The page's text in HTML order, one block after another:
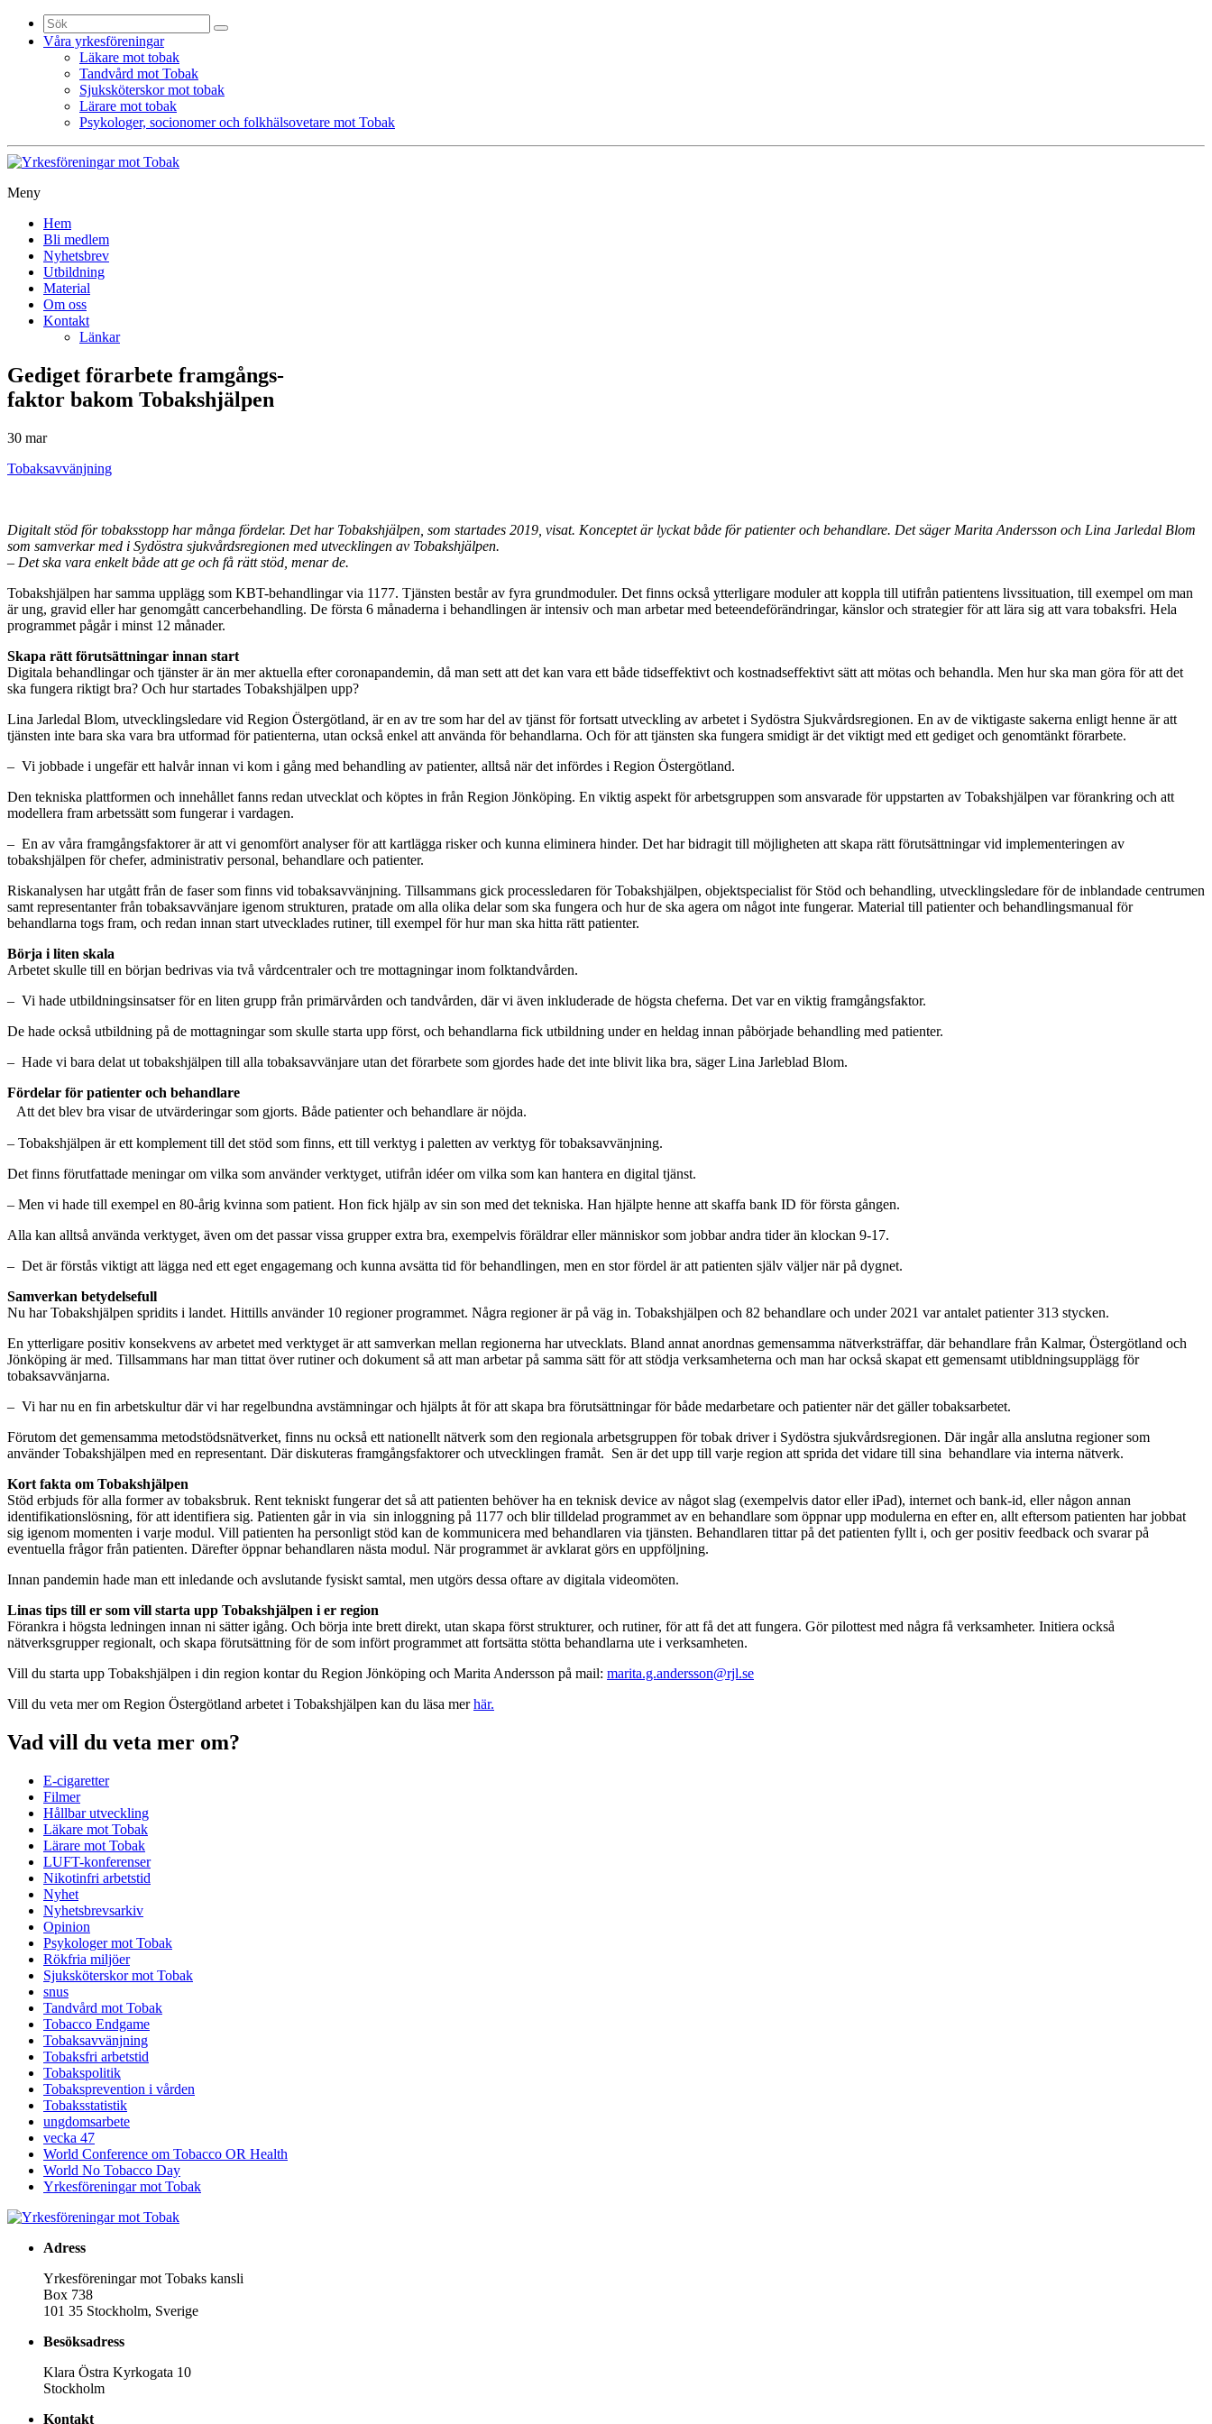
Sök
efter:
Våra yrkesföreningar
Läkare mot tobak
Tandvård mot Tobak
Sjuksköterskor mot tobak
Lärare mot tobak
Psykologer, socionomer och folkhälsovetare mot Tobak
Meny
vidare
innehåll
Hem
Bli medlem
Nyhetsbrev
Utbildning
Material
Om oss
Kontakt
Länkar
Gediget förarbete framgångs-
faktor bakom Tobakshjälpen
30 mar
Tobaksavvänjning
Digitalt stöd för tobaksstopp har många fördelar. Det har Tobakshjälpen, som startades 2019, visat. Konceptet är lyckat både för patienter och behandlare. Det säger Marita Andersson och Lina Jarledal Blom
som samverkar med i Sydöstra sjukvårdsregionen med utvecklingen av Tobakshjälpen.
– Det ska vara enkelt både att ge och få rätt stöd, menar de.
Tobakshjälpen har samma upplägg som KBT-behandlingar via 1177. Tjänsten består av fyra grundmoduler. Det finns också ytterligare moduler att koppla till utifrån patientens livssituation, till exempel om man
är ung, gravid eller har genomgått cancerbehandling. De första 6 månaderna i behandlingen är intensiv och man arbetar med beteendeförändringar, känslor och strategier för att lära sig att vara tobaksfri. Hela
programmet pågår i minst 12 månader.
Skapa rätt förutsättningar innan start
Digitala behandlingar och tjänster är än mer aktuella efter coronapandemin, då man sett att det kan vara ett både tidseffektivt och kostnadseffektivt sätt att mötas och behandla. Men hur ska man göra för att det
ska fungera riktigt bra? Och hur startades Tobakshjälpen upp?
Lina Jarledal Blom, utvecklingsledare vid Region Östergötland, är en av tre som har del av tjänst för fortsatt utveckling av arbetet i Sydöstra Sjukvårdsregionen. En av de viktigaste sakerna enligt henne är att
tjänsten inte bara ska vara bra utformad för patienterna, utan också enkel att använda för behandlarna. Och för att tjänsten ska fungera smidigt är det viktigt med ett gediget och genomtänkt förarbete.
– Vi jobbade i ungefär ett halvår innan vi kom i gång med behandling av patienter, alltså när det infördes i Region Östergötland.
Den tekniska plattformen och innehållet fanns redan utvecklat och köptes in från Region Jönköping. En viktig aspekt för arbetsgruppen som ansvarade för uppstarten av Tobakshjälpen var förankring och att
modellera fram arbetssätt som fungerar i vardagen.
– En av våra framgångsfaktorer är att vi genomfört analyser för att kartlägga risker och kunna eliminera hinder. Det har bidragit till möjligheten att skapa rätt förutsättningar vid implementeringen av
tobakshjälpen för chefer, administrativ personal, behandlare och patienter.
Riskanalysen har utgått från de faser som finns vid tobaksavvänjning. Tillsammans gick processledaren för Tobakshjälpen, objektspecialist för Stöd och behandling, utvecklingsledare för de inblandade centrumen
samt representanter från tobaksavvänjare igenom strukturen, pratade om alla olika delar som ska fungera och hur de ska agera om något inte fungerar. Material till patienter och behandlingsmanual för
behandlarna togs fram, och redan innan start utvecklades rutiner, till exempel för hur man ska hitta rätt patienter.
Börja i liten skala
Arbetet skulle till en början bedrivas via två vårdcentraler och tre mottagningar inom folktandvården.
– Vi hade utbildningsinsatser för en liten grupp från primärvården och tandvården, där vi även inkluderade de högsta cheferna. Det var en viktig framgångsfaktor.
De hade också utbildning på de mottagningar som skulle starta upp först, och behandlarna fick utbildning under en heldag innan påbörjade behandling med patienter.
– Hade vi bara delat ut tobakshjälpen till alla tobaksavvänjare utan det förarbete som gjordes hade det inte blivit lika bra, säger Lina Jarleblad Blom.
Fördelar för patienter och behandlare
Att det blev bra visar de utvärderingar som gjorts. Både patienter och behandlare är nöjda.
– Tobakshjälpen är ett komplement till det stöd som finns, ett till verktyg i paletten av verktyg för tobaksavvänjning.
Det finns förutfattade meningar om vilka som använder verktyget, utifrån idéer om vilka som kan hantera en digital tjänst.
– Men vi hade till exempel en 80-årig kvinna som patient. Hon fick hjälp av sin son med det tekniska. Han hjälpte henne att skaffa bank ID för första gången.
Alla kan alltså använda verktyget, även om det passar vissa grupper extra bra, exempelvis föräldrar eller människor som jobbar andra tider än klockan 9-17.
– Det är förstås viktigt att lägga ned ett eget engagemang och kunna avsätta tid för behandlingen, men en stor fördel är att patienten själv väljer när på dygnet.
Samverkan betydelsefull
Nu har Tobakshjälpen spridits i landet. Hittills använder 10 regioner programmet. Några regioner är på väg in. Tobakshjälpen och 82 behandlare och under 2021 var antalet patienter 313 stycken.
En ytterligare positiv konsekvens av arbetet med verktyget är att samverkan mellan regionerna har utvecklats. Bland annat anordnas gemensamma nätverksträffar, där behandlare från Kalmar, Östergötland och
Jönköping är med. Tillsammans har man tittat över rutiner och dokument så att man arbetar på samma sätt för att stödja verksamheterna och man har också skapat ett gemensamt utibldningsupplägg för
tobaksavvänjarna.
– Vi har nu en fin arbetskultur där vi har regelbundna avstämningar och hjälpts åt för att skapa bra förutsättningar för både medarbetare och patienter när det gäller tobaksarbetet.
Förutom det gemensamma metodstödsnätverket, finns nu också ett nationellt nätverk som den regionala arbetsgruppen för tobak driver i Sydöstra sjukvårdsregionen. Där ingår alla anslutna regioner som
använder Tobakshjälpen med en representant. Där diskuteras framgångsfaktorer och utvecklingen framåt. Sen är det upp till varje region att sprida det vidare till sina behandlare via interna nätverk.
Kort fakta om Tobakshjälpen
Stöd erbjuds för alla former av tobaksbruk. Rent tekniskt fungerar det så att patienten behöver ha en teknisk device av något slag (exempelvis dator eller iPad), internet och bank-id, eller någon annan
identifikationslösning, för att identifiera sig. Patienten går in via sin inloggning på 1177 och blir tilldelad programmet av en behandlare som öppnar upp modulerna en efter en, allt eftersom patienten har jobbat
sig igenom momenten i varje modul. Vill patienten ha personligt stöd kan de kommunicera med behandlaren via tjänsten. Behandlaren tittar på det patienten fyllt i, och ger positiv feedback och svarar på
eventuella frågor från patienten. Därefter öppnar behandlaren nästa modul. När programmet är avklarat görs en uppföljning.
Innan pandemin hade man ett inledande och avslutande fysiskt samtal, men utgörs dessa oftare av digitala videomöten.
Linas tips till er som vill starta upp Tobakshjälpen i er region
Förankra i högsta ledningen innan ni sätter igång. Och börja inte brett direkt, utan skapa först strukturer, och rutiner, för att få det att fungera. Gör pilottest med några få verksamheter. Initiera också
nätverksgrupper regionalt, och skapa förutsättning för de som infört programmet att fortsätta stötta behandlarna ute i verksamheten.
Vill du starta upp Tobakshjälpen i din region kontar du Region Jönköping och Marita Andersson på mail: marita.g.andersson@rjl.se
Vill du veta mer om Region Östergötland arbetet i Tobakshjälpen kan du läsa merhär.
Vad vill du veta mer om?
E-cigaretter
Filmer
Hållbar utveckling
Läkare mot Tobak
Lärare mot Tobak
LUFT-konferenser
Nikotinfri arbetstid
Nyhet
Nyhetsbrevsarkiv
Opinion
Psykologer mot Tobak
Rökfria miljöer
Sjuksköterskor mot Tobak
snus
Tandvård mot Tobak
Tobacco Endgame
Tobaksavvänjning
Tobaksfri arbetstid
Tobakspolitik
Tobaksprevention i vården
Tobaksstatistik
ungdomsarbete
vecka 47
World Conference om Tobacco OR Health
World No Tobacco Day
Yrkesföreningar mot Tobak
Adress
Yrkesföreningar mot Tobaks kansli
Box 738
101 35 Stockholm, Sverige
Besöksadress
Klara Östra Kyrkogata 10
Stockholm
Kontakt